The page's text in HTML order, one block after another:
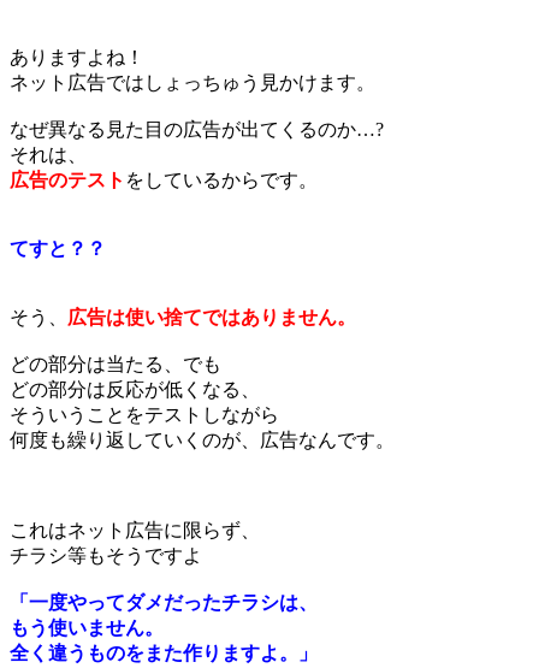
ありますよね！
ネット広告ではしょっちゅう見かけます。
なぜ異なる見た目の広告が出てくるのか…?
それは、
広告のテスト をしているからです。
てすと？？
そう、 広告は使い捨てではありません。
どの部分は当たる、でも
どの部分は反応が低くなる、
そういうことをテストしながら
何度も繰り返していくのが、広告なんです。
これはネット広告に限らず、
チラシ等もそうですよ
「一度やってダメだったチラシは、
もう使いません。
全く違うものをまた作りますよ。」